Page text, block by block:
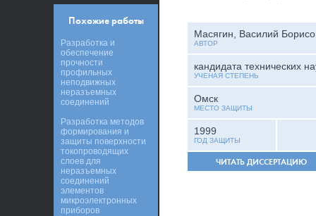
Масягин, Василий
АВТОР
кандидата технических
УЧЕНАЯ СТЕПЕНЬ
Омск
МЕСТО ЗАЩИТЫ
1999
ГОД ЗАЩИТЫ
ЧИТАТЬ ДИССЕРТАЦИЮ
Похожие работы
Разработка и
обеспечение
прочности
профильных
неподвижных
неразъемных
соединений
Разработка методов
формирования и
защиты поверхности
токопроводящих
слоев для
неразъемных
соединений
элементов
микроэлектронных
приборов